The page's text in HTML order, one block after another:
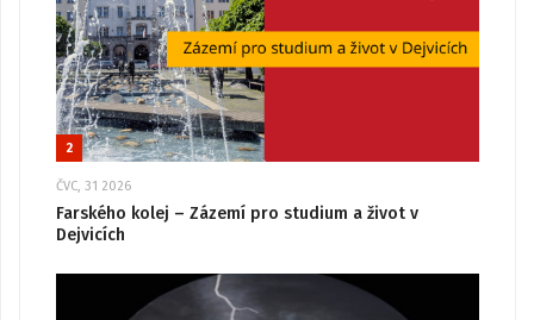
2
ČVC, 31 2026
Farského kolej – Zázemí pro studium a život v
Dejvicích